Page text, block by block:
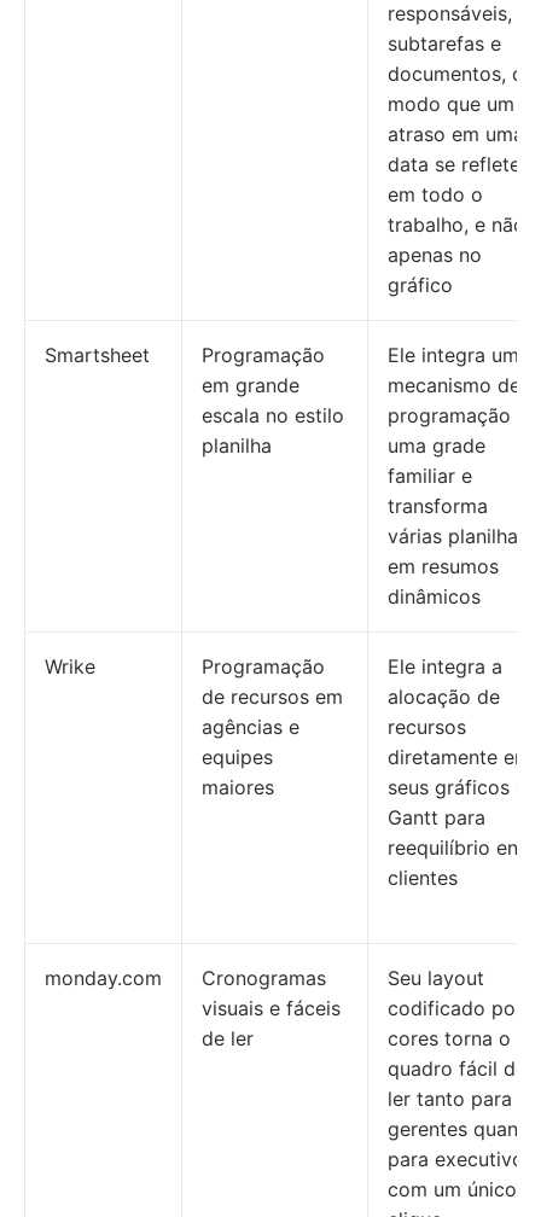
responsáveis,
subtarefas e
documentos, de
modo que um
atraso em uma
data se reflete
em todo o
trabalho, e não
apenas no
gráfico
Smartsheet
Programação
em grande
escala no estilo
planilha
Ele integra um
mecanismo de
programação
uma grade
familiar e
transforma
várias planilhas
em resumos
dinâmicos
Wrike
Programação
de recursos em
agências e
equipes
maiores
Ele integra a
alocação de
recursos
diretamente em
seus gráficos de
Gantt para
reequilíbrio
clientes
monday.com
Cronogramas
visuais e fáceis
de ler
Seu layout
codificado por
cores torna o
quadro fácil de
ler tanto para
gerentes quanto
para executivos
com um único